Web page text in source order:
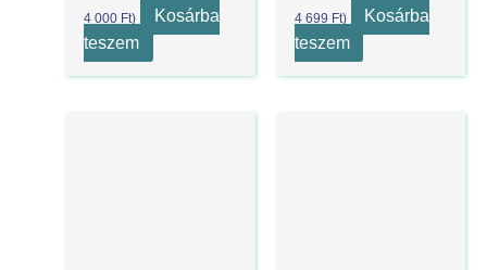
4 000 Ft)
Kosárba
teszem
4 699 Ft)
Kosárba
teszem